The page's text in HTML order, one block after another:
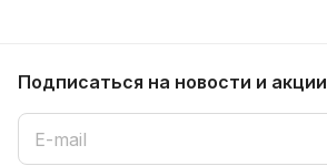
Подписаться на новости и акции